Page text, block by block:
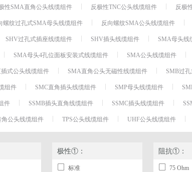
环形器
连接器附件
检测器
均衡器
跳线
相位微调器
性SMA直角公头线缆组件 反极性TNC公头线缆组件
反极
螺纹过孔式SMA母头线缆组件 反向螺纹SMA公头线缆组件
SHV过孔式插座线缆组件 SHV插头线缆组件 SMA母头线
SMA母头4孔位面板安装式线缆组件 SMA公头线缆组件
式公头线缆组件 SMA直角公头无磁性线缆组件 SMB过
组件 SMC直角插头线缆组件 SMP母头线缆组件
件 SSMB插头直角线缆组件 SSMC插头线缆组件
角公头线缆组件 TPS公头线缆组件 UHF公头线缆组件
极性①：
标准
阻抗①：
75 Ohm